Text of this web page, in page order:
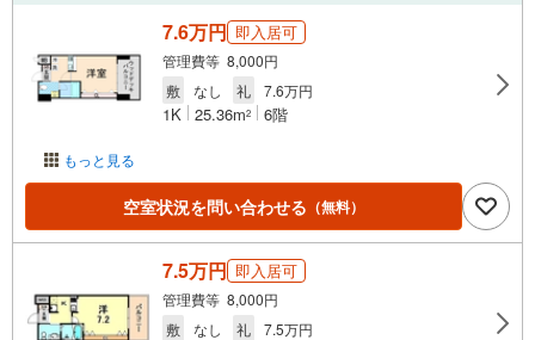
もっと見る
7.6万円 即入居可
管理費等 8,000円
敷
なし 礼 7.6万円
1K 25.36m2 6階
空室状況を問い合わせる （無料）
7.5万円 即入居可
管理費等 8,000円
敷
なし 礼 7.5万円